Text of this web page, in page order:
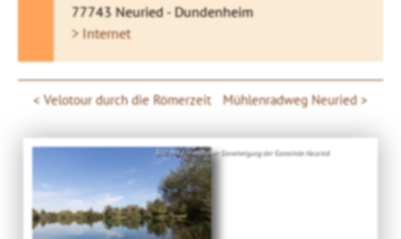
77743 Neuried - Dundenheim
> Internet
Velotour durch die Römerzeit Mühlenradweg Neuried
Bild: Mit Freundlicher Genehmigung der Gemeinde Neuried